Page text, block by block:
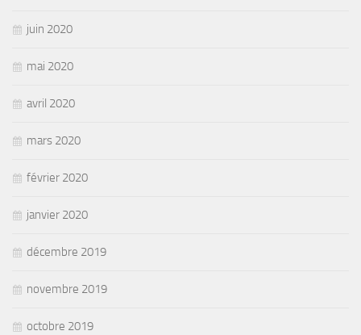
juin 2020
mai 2020
avril 2020
mars 2020
février 2020
janvier 2020
décembre 2019
novembre 2019
octobre 2019